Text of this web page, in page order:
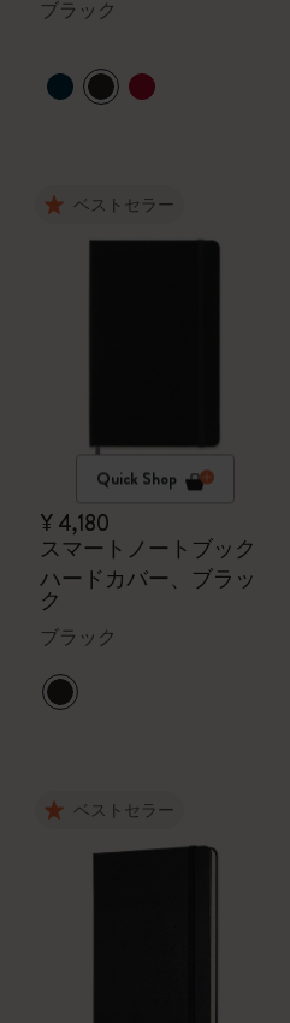
ブラック
ベストセラー
Quick Shop
¥ 4,180
スマートノートブック
ハードカバー、ブラッ
ク
ブラック
ベストセラー